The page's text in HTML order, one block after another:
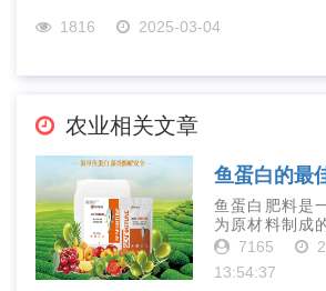
1816 2025-03-04
农业相关文章
鱼蛋白的最
鱼蛋白肥料是
为原材料制成
有丰富的营养
元素和植物生
7165
13:54:37